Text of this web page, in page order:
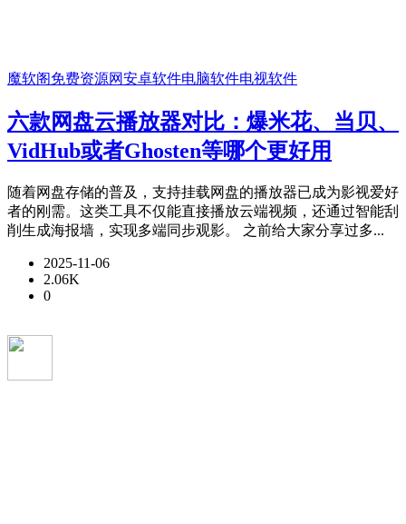
魔软阁免费资源网安卓软件电脑软件电视软件
六款网盘云播放器对比：爆米花、当贝、
VidHub或者Ghosten等哪个更好用
随着网盘存储的普及，支持挂载网盘的播放器已成为影视爱好
者的刚需。这类工具不仅能直接播放云端视频，还通过智能刮
削生成海报墙，实现多端同步观影。 之前给大家分享过多...
2025-11-06
2.06K
0